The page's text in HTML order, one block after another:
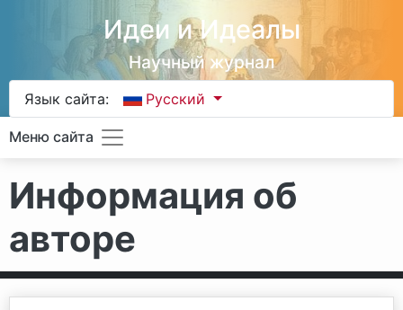
Идеи и Идеалы
Научный журнал
Язык сайта: Русский
Меню сайта
Информация об
авторе